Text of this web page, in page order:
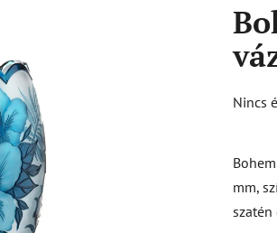
A
5-
ből
Nincs
mm,